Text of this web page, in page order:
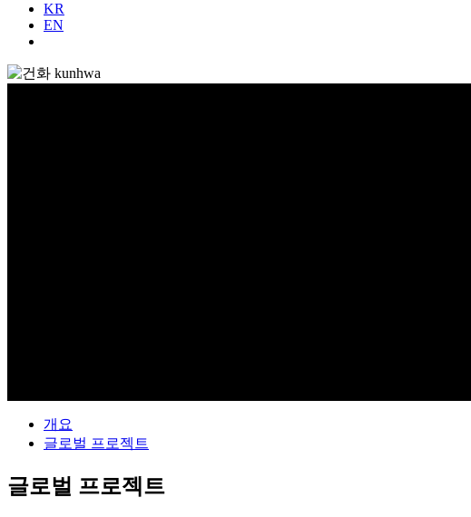
KR
EN
개요
글로벌 프로젝트
글로벌 프로젝트